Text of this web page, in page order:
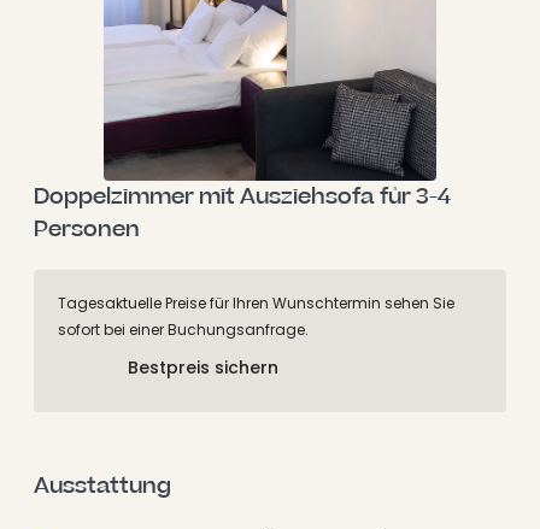
Doppelzimmer mit Ausziehsofa für 3-4
Personen
Tagesaktuelle Preise für Ihren Wunschtermin sehen Sie
sofort bei einer Buchungsanfrage.
Bestpreis sichern
Ausstattung